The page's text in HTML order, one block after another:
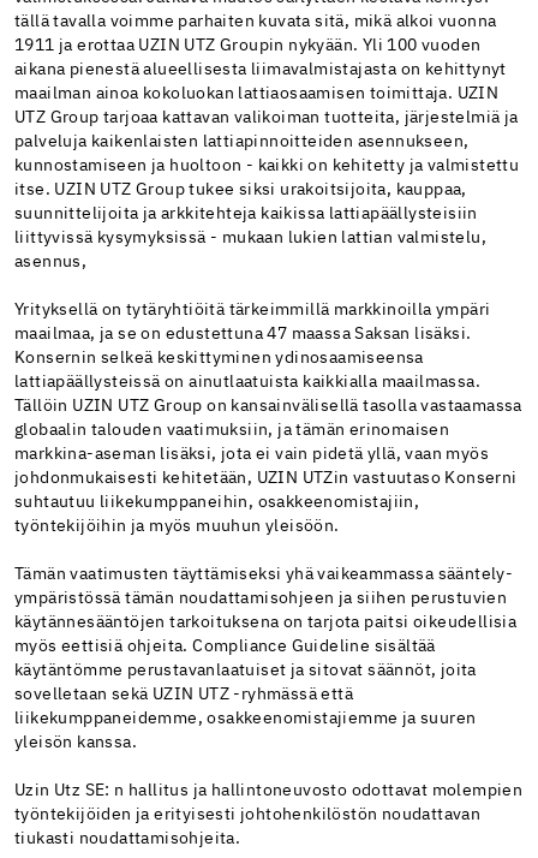
tällä tavalla voimme parhaiten kuvata sitä, mikä alkoi vuonna
1911 ja erottaa UZIN UTZ Groupin nykyään. Yli 100 vuoden
aikana pienestä alueellisesta liimavalmistajasta on kehittynyt
maailman ainoa kokoluokan lattiaosaamisen toimittaja. UZIN
UTZ Group tarjoaa kattavan valikoiman tuotteita, järjestelmiä ja
palveluja kaikenlaisten lattiapinnoitteiden asennukseen,
kunnostamiseen ja huoltoon - kaikki on kehitetty ja valmistettu
itse. UZIN UTZ Group tukee siksi urakoitsijoita, kauppaa,
suunnittelijoita ja arkkitehteja kaikissa lattiapäällysteisiin
liittyvissä kysymyksissä - mukaan lukien lattian valmistelu,
asennus,
Yrityksellä on tytäryhtiöitä tärkeimmillä markkinoilla ympäri
maailmaa, ja se on edustettuna 47 maassa Saksan lisäksi.
Konsernin selkeä keskittyminen ydinosaamiseensa
lattiapäällysteissä on ainutlaatuista kaikkialla maailmassa.
Tällöin UZIN UTZ Group on kansainvälisellä tasolla vastaamassa
globaalin talouden vaatimuksiin, ja tämän erinomaisen
markkina-aseman lisäksi, jota ei vain pidetä yllä, vaan myös
johdonmukaisesti kehitetään, UZIN UTZin vastuutaso Konserni
suhtautuu liikekumppaneihin, osakkeenomistajiin,
työntekijöihin ja myös muuhun yleisöön.
Tämän vaatimusten täyttämiseksi yhä vaikeammassa sääntely-
ympäristössä tämän noudattamisohjeen ja siihen perustuvien
käytännesääntöjen tarkoituksena on tarjota paitsi oikeudellisia
myös eettisiä ohjeita. Compliance Guideline sisältää
käytäntömme perustavanlaatuiset ja sitovat säännöt, joita
sovelletaan sekä UZIN UTZ -ryhmässä että
liikekumppaneidemme, osakkeenomistajiemme ja suuren
yleisön kanssa.
Uzin Utz SE: n hallitus ja hallintoneuvosto odottavat molempien
työntekijöiden ja erityisesti johtohenkilöstön noudattavan
tiukasti noudattamisohjeita.